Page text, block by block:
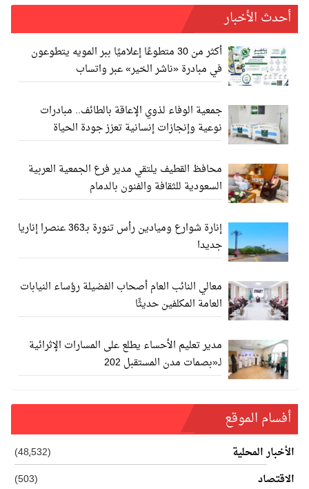
أحدث الأخبار
أكثر من 30 متطوعًا إعلاميًا ببر المويه يتطوعون
في مبادرة «ناشر الخير» عبر واتساب
جمعية الوفاء لذوي الإعاقة بالطائف.. مبادرات
نوعية وإنجازات إنسانية تعزز جودة الحياة
محافظ القطيف يلتقي مدير فرع الجمعية العربية
السعودية للثقافة والفنون بالدمام
إنارة شوارع وميادين رأس تنورة بـ363 عنصرا إناريا
جديدا
معالي النائب العام أصحاب الفضيلة رؤساء النيابات
العامة المكلفين حديثًا
مدير تعليم الأحساء يطلع على المسارات الإثرائية
لـ«بصمات مدن المستقبل 202
أفسام الموقع
الأخبار المحلية
(48٬532)
الاقتصاد
(503)